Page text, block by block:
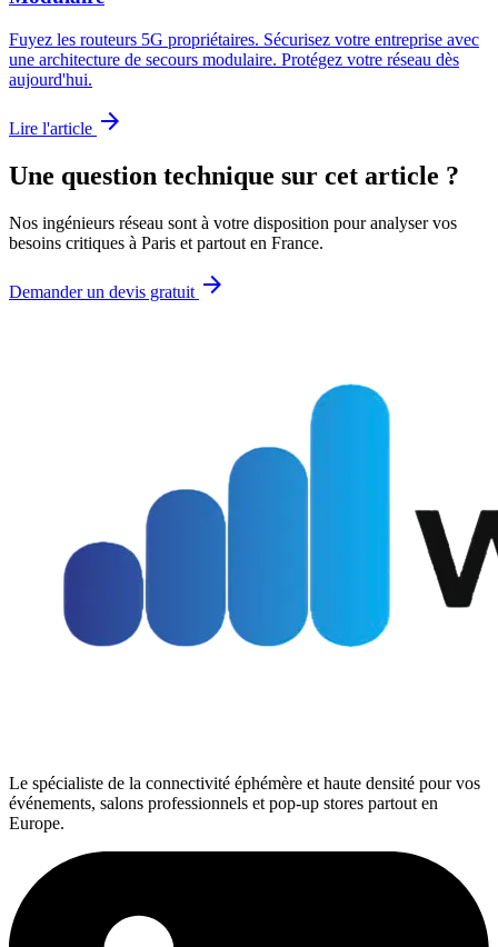
Fuyez les routeurs 5G propriétaires. Sécurisez votre entreprise avec
une architecture de secours modulaire. Protégez votre réseau dès
aujourd'hui.
Lire l'article arrow_forward
Une question technique sur cet article ?
Nos ingénieurs réseau sont à votre disposition pour analyser vos
besoins critiques à Paris et partout en France.
Demander un devis gratuit arrow_forward
Le spécialiste de la connectivité éphémère et haute densité pour vos
événements, salons professionnels et pop-up stores partout en
Europe.